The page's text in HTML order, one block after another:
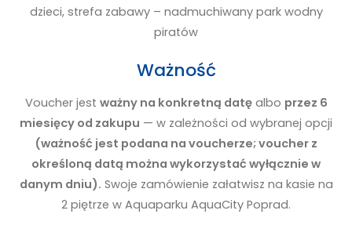
dzieci, strefa zabawy – nadmuchiwany park wodny
piratów
Ważność
Voucher jest ważny na konkretną datęalbo przez 6
miesięcy od zakupu — w zależności od wybranej opcji
(ważność jest podana na voucherze; voucher z
określoną datą można wykorzystać wyłącznie w
danym dniu). Swoje zamówienie załatwisz na kasie na
2 piętrze w Aquaparku AquaCity Poprad.